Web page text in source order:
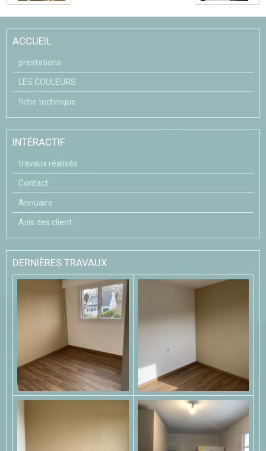
ACCUEIL
prestations
LES COULEURS
fiche technique
INTÉRACTIF
travaux réalisés
Contact
Annuaire
Avis des client
DERNIÈRES TRAVAUX